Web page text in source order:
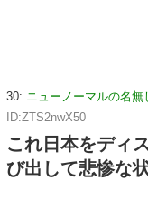
30: ニューノーマルの名無
ID:ZTS2nwX50
これ日本をディ
び出して悲惨な